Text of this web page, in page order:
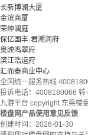
长新博澜大厦
金滨商厦
荣绅澜庭
保亿国丰·君潮润府
奥映鸣翠府
滨江浩运府
汇而泰商业中心
全国统一服务热线
投诉电话：4008180066 转
九游平台 copyright 东莞楼
楼盘网产品使用意见反馈
创建时间： 2026-01-30